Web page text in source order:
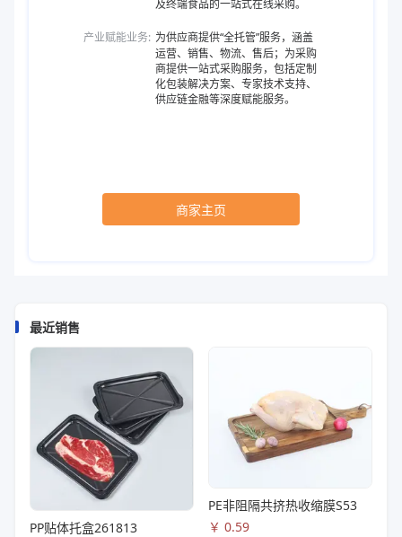
及终端食品的一站式在线采购。
产业赋能业务: 为供应商提供“全托管”服务，涵盖
运营、销售、物流、售后；为采购
商提供一站式采购服务，包括定制
化包装解决方案、专家技术支持、
供应链金融等深度赋能服务。
商家主页
最近销售
PP贴体托盒261813
PE非阻隔共挤热收缩膜S53
￥ 0.59